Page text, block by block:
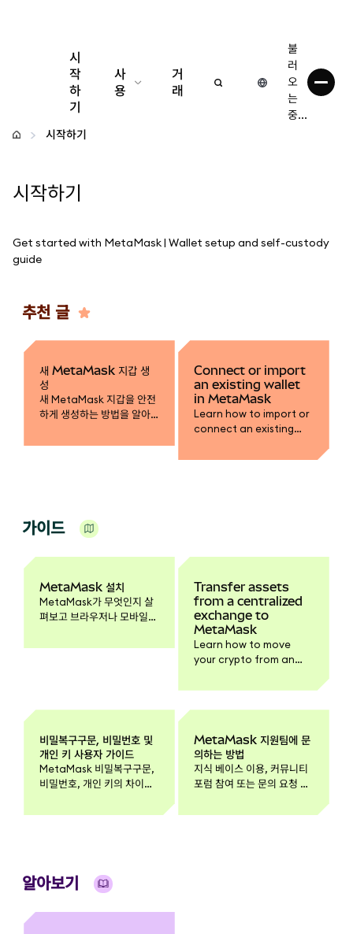
시
작
하
기
사
용
구성
안전한 이용
거
래
불
러
오
는
중...
시작하기
시작하기
Get started with MetaMask | Wallet setup and self-custody
guide
추천 글
새 MetaMask 지갑 생
성
새 MetaMask 지갑을 안전
하게 생성하는 방법을 알아
설정하고, 비밀복구구문을
Connect or import
an existing wallet
in MetaMask
Learn how to import or
connect an existing
using a Secret
가이드
MetaMask 설치
MetaMask가 무엇인지 살
펴보고 브라우저나 모바일
법을 알아보세요.
Transfer assets
from a centralized
exchange to
MetaMask
Learn how to move
your crypto from an
or Coinbase to
비밀복구구문, 비밀번호 및
개인 키 사용자 가이드
MetaMask 비밀복구구문,
비밀번호, 개인 키의 차이를
동하는 방식과 지갑을 안전
MetaMask 지원팀에 문
의하는 방법
지식 베이스 이용, 커뮤니티
포럼 참여 또는 문의 요청 제
문의하는 공식 방법을 알아
알아보기